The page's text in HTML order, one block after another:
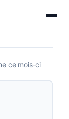
ce mois-ci